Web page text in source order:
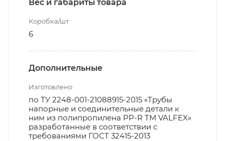
Вес и габариты товара
Коробка/шт
6
Дополнительные
Изготовлено
по ТУ 2248-001-21088915-2015 «Трубы
напорные и соединительные детали к
ним из полипропилена PP-R ТМ VALFEX»
разработанные в соответствии с
требованиями ГОСТ 32415-2013